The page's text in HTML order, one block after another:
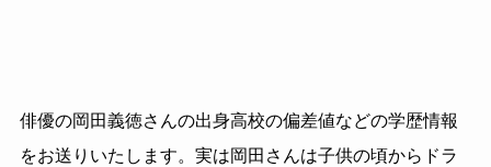
俳優の岡田義徳さんの出身高校の偏差値などの学歴情報
をお送りいたします。実は岡田さんは子供の頃からドラ